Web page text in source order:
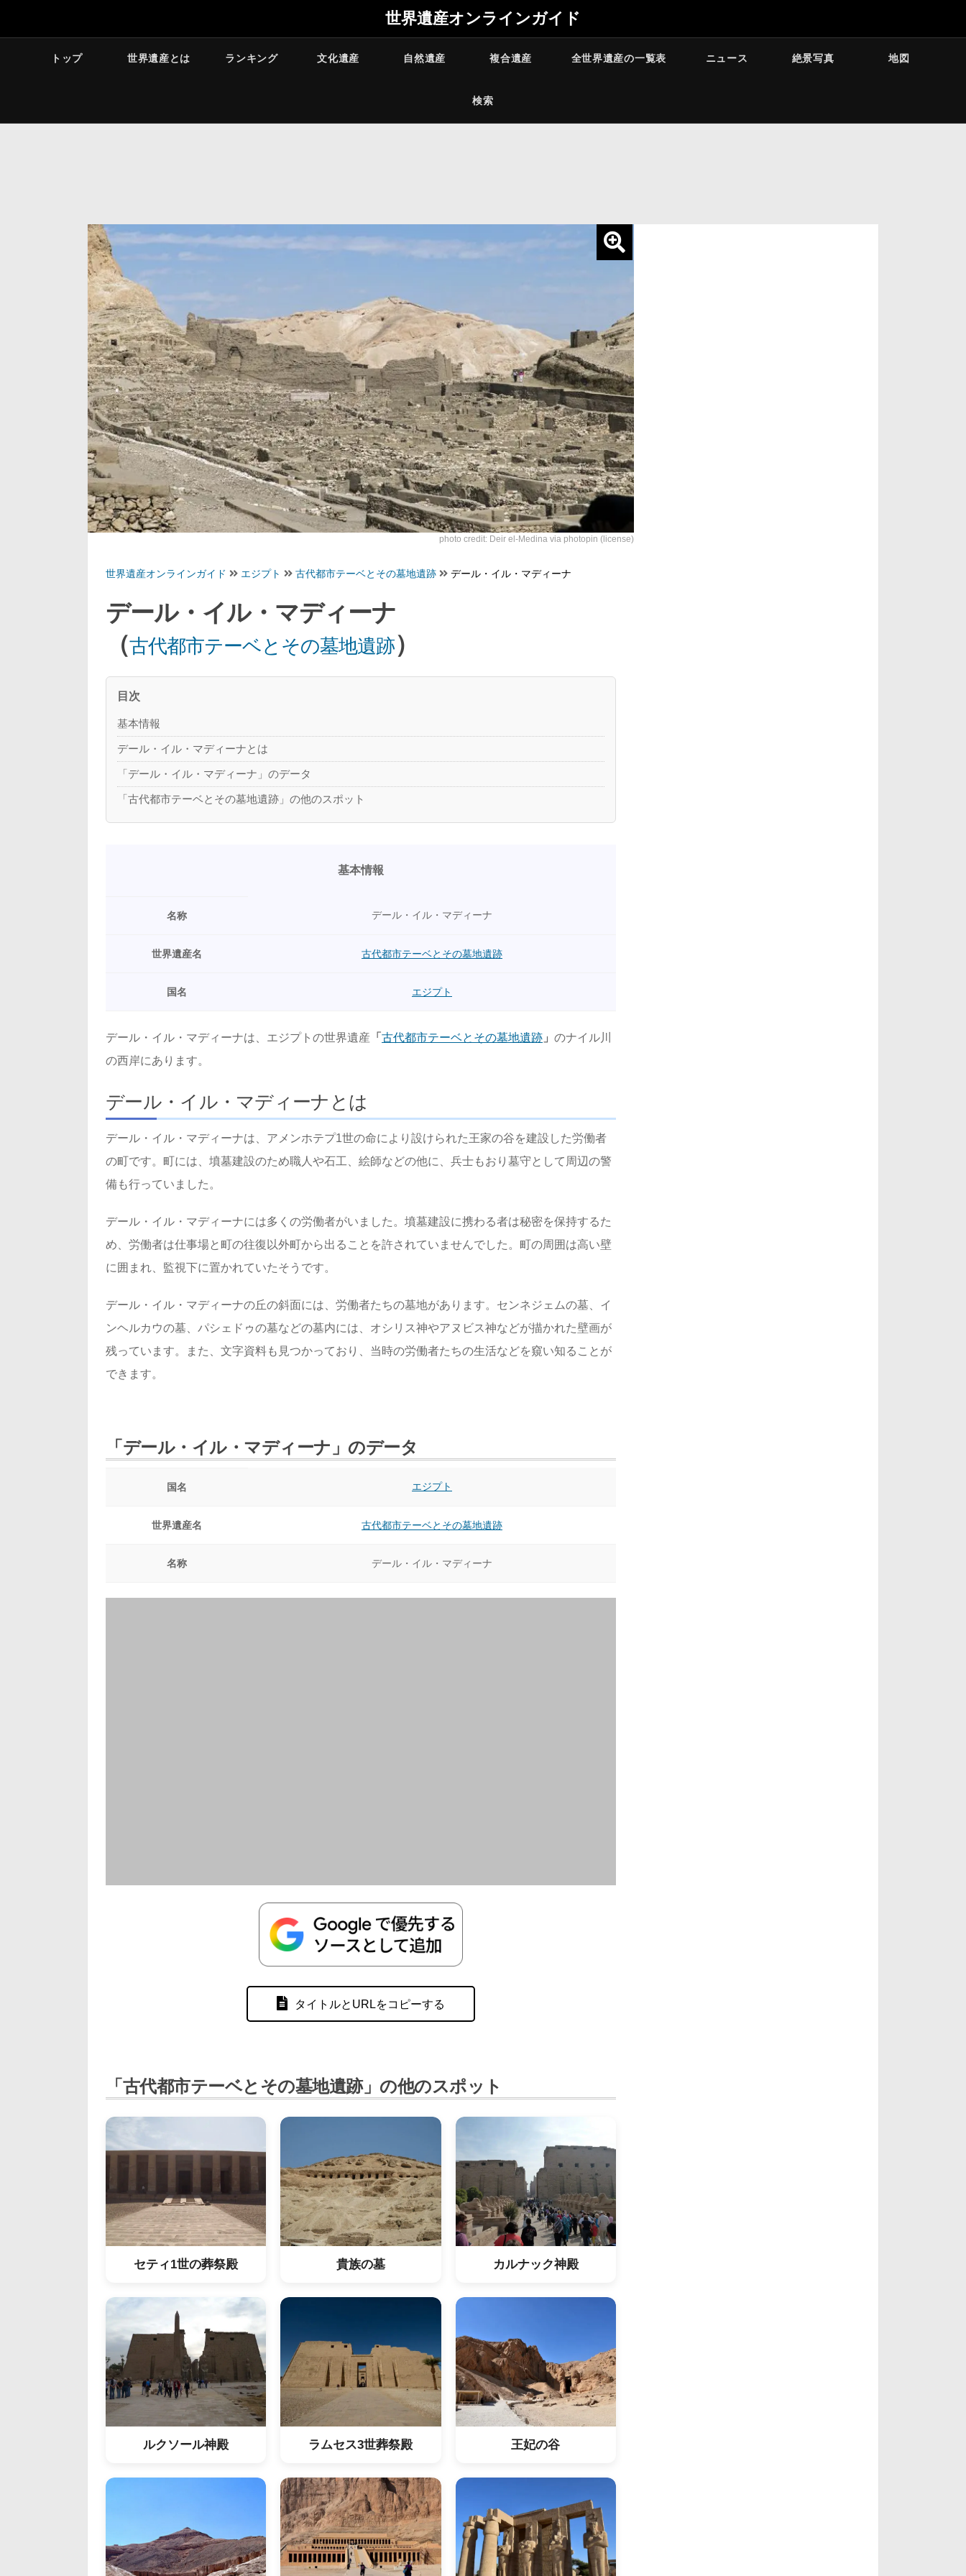
世界遺産オンラインガイド
トップ 世界遺産とは ランキング 文化遺産 自然遺産 複合遺産 全世界遺産の一覧表 ニュース 絶景写真 地図
検索
photo credit: Deir el-Medina via photopin (license)
世界遺産オンラインガイド エジプト 古代都市テーベとその墓地遺跡 デール・イル・マディーナ
デール・イル・マディーナ
（古代都市テーベとその墓地遺跡）
目次
基本情報
デール・イル・マディーナとは
「デール・イル・マディーナ」のデータ
「古代都市テーベとその墓地遺跡」の他のスポット
基本情報
名称 デール・イル・マディーナ
世界遺産名 古代都市テーベとその墓地遺跡
国名 エジプト
デール・イル・マディーナは、エジプトの世界遺産 「 古代都市テーベとその墓地遺跡 」 のナイル川
の西岸にあります。
デール・イル・マディーナとは
デール・イル・マディーナは、アメンホテプ1世の命により設けられた王家の谷を建設した労働者
の町です。町には、墳墓建設のため職人や石工、絵師などの他に、兵士もおり墓守として周辺の警
備も行っていました。
デール・イル・マディーナには多くの労働者がいました。墳墓建設に携わる者は秘密を保持するた
め、労働者は仕事場と町の往復以外町から出ることを許されていませんでした。町の周囲は高い壁
に囲まれ、監視下に置かれていたそうです。
デール・イル・マディーナの丘の斜面には、労働者たちの墓地があります。センネジェムの墓、イ
ンヘルカウの墓、パシェドゥの墓などの墓内には、オシリス神やアヌビス神などが描かれた壁画が
残っています。また、文字資料も見つかっており、当時の労働者たちの生活などを窺い知ることが
できます。
「デール・イル・マディーナ」のデータ
国名 エジプト
世界遺産名 古代都市テーベとその墓地遺跡
名称 デール・イル・マディーナ
タイトルとURLをコピーする
「古代都市テーベとその墓地遺跡」の他のスポット
セティ1世の葬祭殿 貴族の墓 カルナック神殿
ルクソール神殿 ラムセス3世葬祭殿 王妃の谷